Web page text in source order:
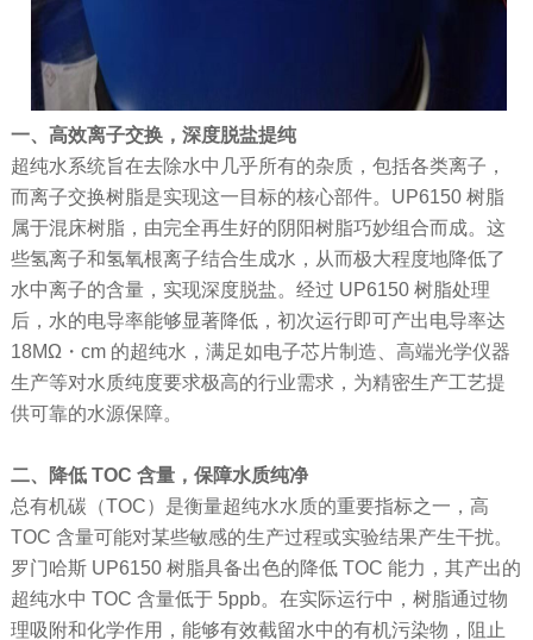
一、高效离子交换，深度脱盐提纯
超纯水系统旨在去除水中几乎所有的杂质，包括各类离子，
而离子交换树脂是实现这一目标的核心部件。UP6150 树脂
属于混床树脂，由完全再生好的阴阳树脂巧妙组合而成。这
些氢离子和氢氧根离子结合生成水，从而极大程度地降低了
水中离子的含量，实现深度脱盐。经过 UP6150 树脂处理
后，水的电导率能够显著降低，初次运行即可产出电导率达
18MΩ・cm 的超纯水，满足如电子芯片制造、高端光学仪器
生产等对水质纯度要求极高的行业需求，为精密生产工艺提
供可靠的水源保障。
二、降低 TOC 含量，保障水质纯净
总有机碳（TOC）是衡量超纯水水质的重要指标之一，高
TOC 含量可能对某些敏感的生产过程或实验结果产生干扰。
罗门哈斯 UP6150 树脂具备出色的降低 TOC 能力，其产出的
超纯水中 TOC 含量低于 5ppb。在实际运行中，树脂通过物
理吸附和化学作用，能够有效截留水中的有机污染物，阻止